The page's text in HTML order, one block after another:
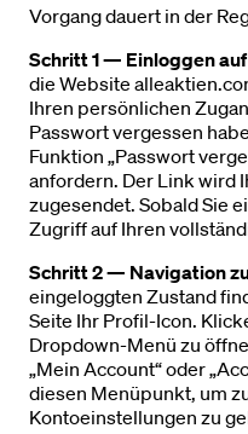
Vorgang dauert in der
Schritt 1 — Einloggen
die Website
Ihren persönlichen
Passwort vergessen
Funktion „Passwort
anfordern. Der Link wird
zugesendet. Sobald Sie
Zugriff auf Ihren
Schritt 2 — Navigation
eingeloggten Zustand
Seite Ihr Profil-Icon.
Dropdown-Menü zu
„Mein Account“ oder
diesen Menüpunkt, um
Kontoeinstellungen zu